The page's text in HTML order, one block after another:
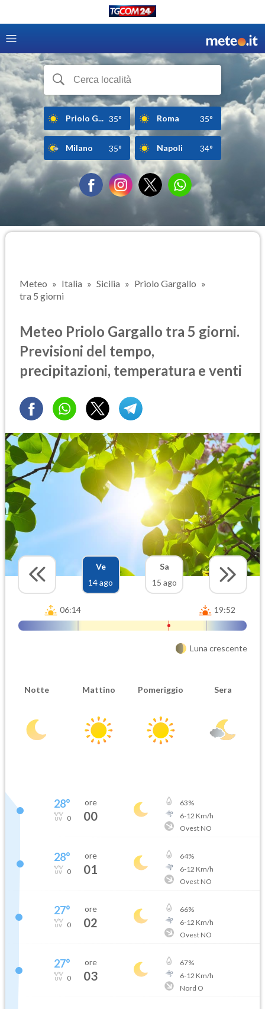
Priolo G... 35° Roma 35°
Milano 35° Napoli 34°
Meteo Italia Sicilia
Priolo Gargallo
tra 5 giorni
Meteo Priolo Gargallo tra 5 giorni.
Previsioni del tempo,
precipitazioni, temperatura e venti
Ve
14 ago
Sa
15 ago
06:14 19:52
Luna crescente
Notte Mattino Pomeriggio Sera
28°
0
ore
00
63%
6-12 Km/h
Ovest NO
28°
0
ore
01
64%
6-12 Km/h
Ovest NO
27°
0
ore
02
66%
6-12 Km/h
Ovest NO
27°
0
ore
03
67%
6-12 Km/h
Nord O